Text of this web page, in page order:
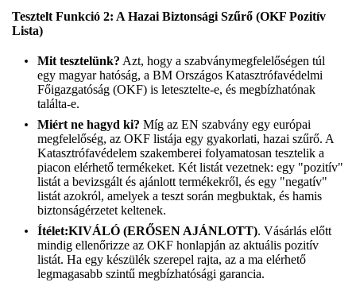
Tesztelt Funkció 2: A Hazai Biztonsági Szűrő (OKF Pozitív
Lista)
Mit tesztelünk? Azt, hogy a szabványmegfelelőségen túl
egy magyar hatóság, a BM Országos Katasztrófavédelmi
Főigazgatóság (OKF) is letesztelte-e, és megbízhatónak
találta-e.
Miért ne hagyd ki? Míg az EN szabvány egy európai
megfelelőség, az OKF listája egy gyakorlati, hazai szűrő. A
Katasztrófavédelem szakemberei folyamatosan tesztelik a
piacon elérhető termékeket. Két listát vezetnek: egy "pozitív"
listát a bevizsgált és ajánlott termékekről, és egy "negatív"
listát azokról, amelyek a teszt során megbuktak, és hamis
biztonságérzetet keltenek.
Ítélet:KIVÁLÓ (ERŐSEN AJÁNLOTT). Vásárlás előtt
mindig ellenőrizze az OKF honlapján az aktuális pozitív
listát. Ha egy készülék szerepel rajta, az a ma elérhető
legmagasabb szintű megbízhatósági garancia.